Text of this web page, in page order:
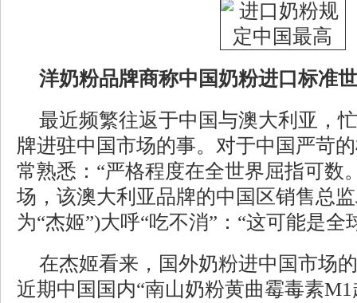
洋奶粉品牌商称中国奶粉进口标准
最近频繁往返于中国与澳大利亚，
牌进驻中国市场的事。对于中国严苛
常熟悉：“严格程度在全世界屈指可数
场，该澳大利亚品牌的中国区销售总
为“杰姬”)大呼“吃不消”：“这可能是全
在杰姬看来，国外奶粉进中国市场
近期中国国内“南山奶粉黄曲霉毒素